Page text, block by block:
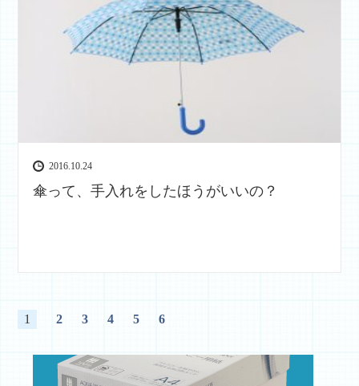
2016.10.24
傘って、手入れをしたほうがいいの？
1 2 3 4 5 6